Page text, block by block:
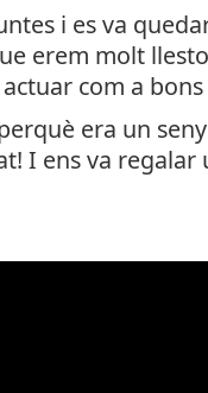
i es va
erem molt
com a
era un
I ens va regalar